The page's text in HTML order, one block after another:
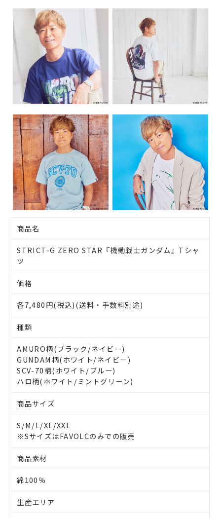
商品名
STRICT-G ZERO STAR『機動戦士ガンダム』Tシャ
ツ
価格
各7,480円(税込)(送料・手数料別途)
種類
AMURO柄(ブラック/ネイビー)
GUNDAM柄(ホワイト/ネイビー)
SCV-70柄(ホワイト/ブルー)
ハロ柄(ホワイト/ミントグリーン)
商品サイズ
S/M/L/XL/XXL
※SサイズはFAVOLCのみでの販売
商品素材
綿100％
生産エリア